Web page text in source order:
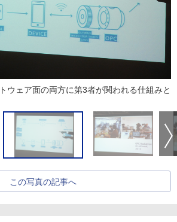
ウェア面の両方に第3者が関われる仕組みと
この写真の記事へ